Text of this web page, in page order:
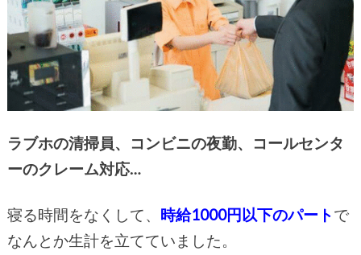
ラブホの清掃員、コンビニの夜勤、コールセンタ
ーのクレーム対応…
寝る時間をなくして、 時給1000円以下のパートで
なんとか生計を立てていました。